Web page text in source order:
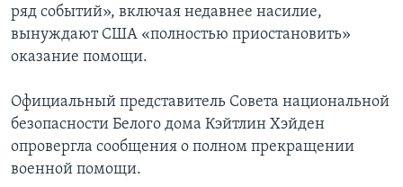
ряд событий», включая недавнее насилие,
вынуждают США «полностью приостановить»
оказание помощи.
Официальный представитель Совета национальной
безопасности Белого дома Кэйтлин Хэйден
опровергла сообщения о полном прекращении
военной помощи.